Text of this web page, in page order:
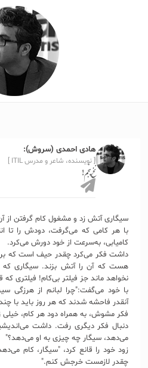
هادی احمدی (سروش):
[ نویسنده، شاعر و مدرس ITIL ]
نخ پنجم!
سیگاری آتش زد و مشغول کام گرفتن از
با هر کامی که می‌گرفت، دودش را تا
کامیابی، به‌سرعت از خود دورش می‌کرد.
داشت فکر می‌کرد چقدر حیف است که
هست که آن را آتش بزند. سیگاری
نخواهد ماند جز فیلتر بی‌کام! فیلتری
با خود می‌گفت:"چرا لبانم از هرزگی
آنقدر فاحشه‌ شدند که هر روز باید با
فکر مشوش، به همراه دود هر کام، خیلی
دنبال فکر دیگری رفت. داشت
می‌دهد، سیگار چه چیزی به او می‌دهد؟"
زود خود را قانع کرد، "سیگار، کام
چقدر لازمست خرجش کنم."